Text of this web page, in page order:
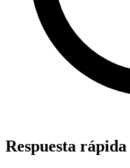
Respuesta rápida